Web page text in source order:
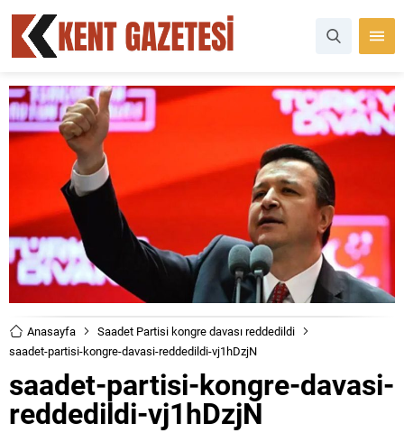
Anasayfa
Saadet Partisi kongre davası reddedildi
saadet-partisi-kongre-davasi-reddedildi-vj1hDzjN
saadet-partisi-kongre-davasi-
reddedildi-vj1hDzjN